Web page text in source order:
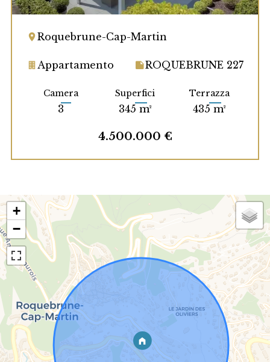
Roquebrune-Cap-Martin
Appartamento ROQUEBRUNE 227
Camera
3
Superfici
345 m²
Terrazza
435 m²
4.500.000 €
+
−